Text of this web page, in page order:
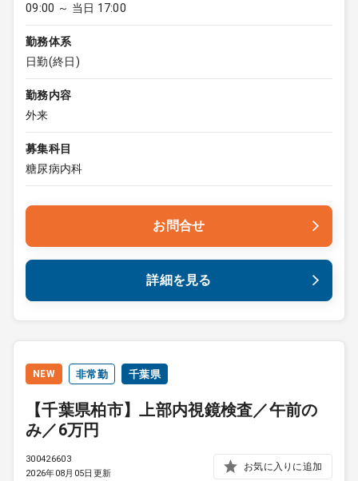
09:00 ～ 当日 17:00
勤務体系
日勤(終日)
勤務内容
外来
募集科目
糖尿病内科
お問合せ
詳細を見る
NEW 非常勤 千葉県
【千葉県柏市】上部内視鏡検査／午前の
み／6万円
300426603
2026年08月05日更新
お気に入りに追加